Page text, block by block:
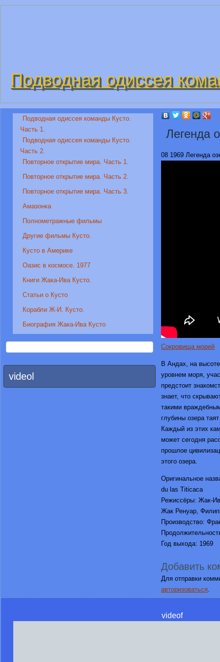
Подводная одиссея
Подводная одиссея команды Кусто.
Часть 1.
Подводная одиссея команды Кусто.
Часть 2.
Повторное открытие мира. Часть 1.
Повторное открытие мира. Часть 2.
Повторное открытие мира. Часть 3.
Амазонка
Полнометражные фильмы
Другие фильмы Кусто.
Кусто в Америке
Оазис в космосе. 1977
Книги Жака-Ива Кусто.
Статьи о Кусто
Корабли Ж-И. Кусто.
Биография Жака-Ива Кусто
videol
Легенда
08 1969 Легенда
Сокровища морей
В Андах, на
уровнем моря,
предстоит
знает, что
такими
глубины озера
Каждый из этих
может сегодня
прошлое
этого озера.
Оригинальное
du las Titicaca
Режиссёры: Жак-
Жак Ренуар,
Производство:
Год выхода: 1969
Добавить
Для отправки
авторизоваться.
videof